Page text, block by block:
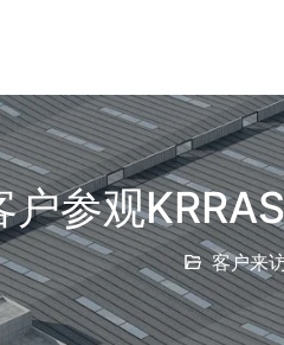
户参观
客户来